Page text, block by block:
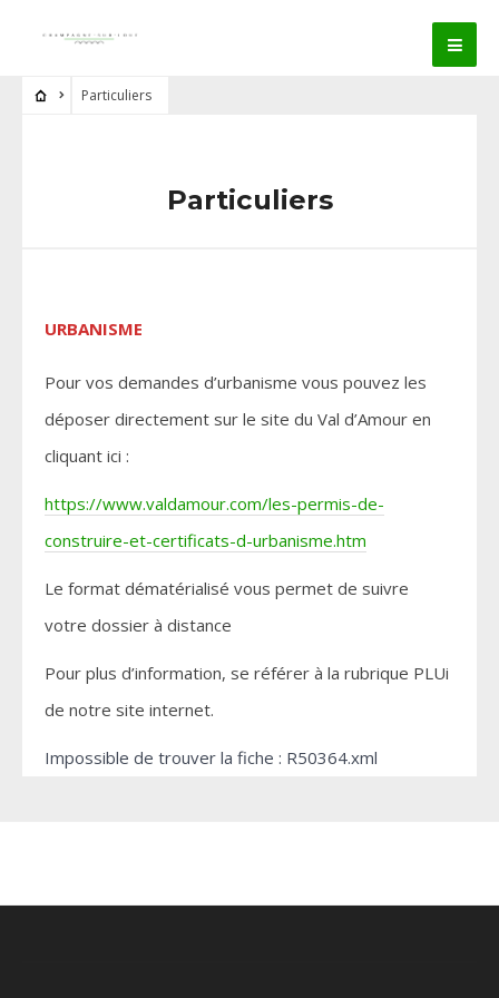
Particuliers
Particuliers
URBANISME
Pour vos demandes d’urbanisme vous pouvez les
déposer directement sur le site du Val d’Amour en
cliquant ici :
https://www.valdamour.com/les-permis-de-
construire-et-certificats-d-urbanisme.htm
Le format dématérialisé vous permet de suivre
votre dossier à distance
Pour plus d’information, se référer à la rubrique PLUi
de notre site internet.
Impossible de trouver la fiche : R50364.xml